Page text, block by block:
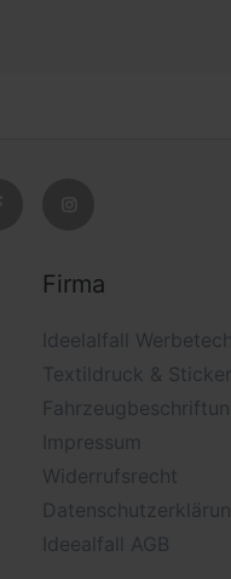
Firma
Ideelalfall
Textildruck &
Impressum
Widerrufsrecht
Ideealfall AGB